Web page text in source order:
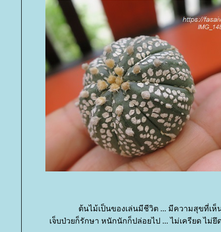
ต้นไม้เป็นของเล่นมีชีวิต ... มีความสุขที่เห็
เจ็บป่วยก็รักษา หนักนักก็ปล่อยไป ... ไม่เครียด ไม่